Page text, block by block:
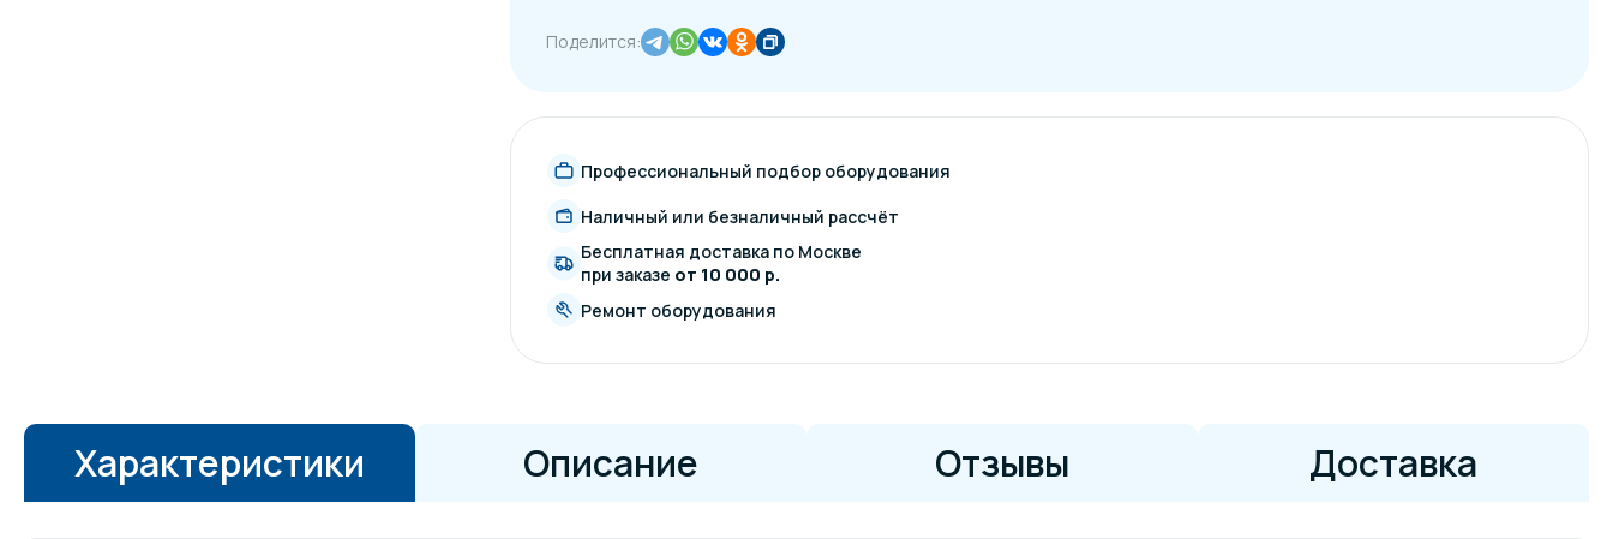
Поделится:
Профессиональный подбор оборудования
Наличный или безналичный рассчёт
Бесплатная доставка по Москве
при заказе от 10 000 р.
Ремонт оборудования
Характеристики Описание Отзывы Доставка